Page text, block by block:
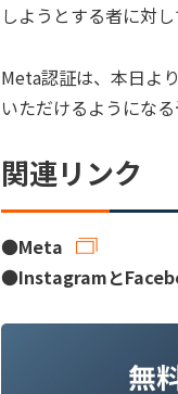
しようとする者に対
Meta認証は、本日よ
いただけるようになる
関連リンク
●Meta
●Instagramと